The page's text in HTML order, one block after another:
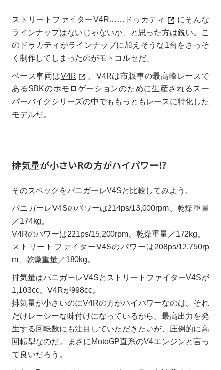
ストリートファイターV4R…… ドゥカティ
にそんな
ラインナップはないじゃないか、と思った方は鋭い。こ
のドゥカティがラインナップに加えそうな1台をさっそ
く制作してしまったのがモトコルセだ。
ベース車両はV4R
。V4Rは市販車の最高峰レースで
あるSBKのホモロゲーションのために生産されるスー
パーバイクシリーズの中でももっともレースに特化した
モデルだ。
排気量が小さいRの方がハイパワー⁉︎
そのスペックをパニガーレV4Sと比較してみよう。
パニガーレV4Sのパワーは214ps/13,000rpm、乾燥重量
／174kg。
V4Rのパワーは221ps/15,200rpm、乾燥重量／172kg。
ストリートファイターV4Sのパワーは208ps/12,750rp
m、乾燥重量／180kg。
排気量はパニガーレV4SとストリートファイターV4Sが
1,103cc、V4Rが998cc。
排気量が小さいのにV4Rの方がハイパワーなのは、それ
だけレーシーな味付けになっているから。最高出力を発
生する回転数にも注目していただきたいが、圧倒的に高
回転型なのだ。まさにMotoGP直系のV4エンジンと言っ
て良いだろう。